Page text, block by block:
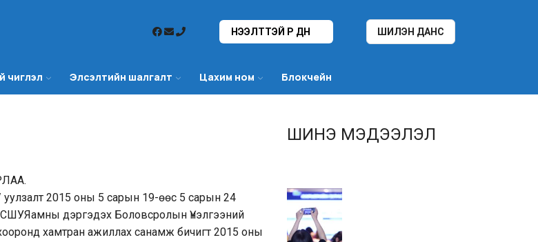
НЭЭЛТТЭЙ ҮР ДҮН ШИЛЭН ДАНС
чиглэл Элсэлтийн шалгалт Цахим ном Блокчейн
2015 оны 5 сарын 19-өөс 5 сарын 24
дэргэдэх Боловсролын Үнэлгээний
хамтран ажиллах санамж бичигт 2015 оны
ШИНЭ МЭДЭЭЛЭЛ